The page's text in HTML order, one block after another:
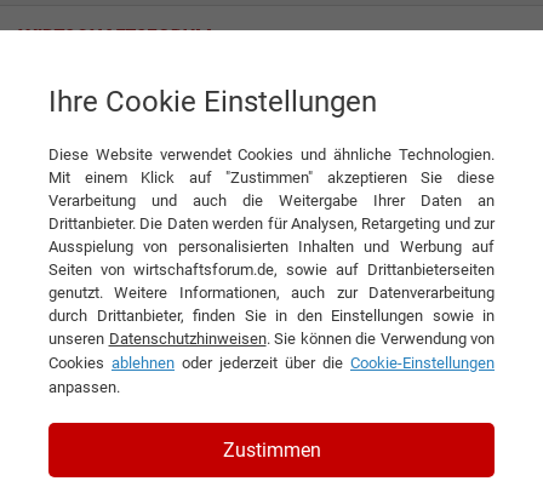
SIGMA (Deutschland) GmbH
KONTAKT
SIGMA (Deutschland) GmbH
Ihre Cookie Einstellungen
Diese Website verwendet Cookies und ähnliche Technologien.
Mit einem Klick auf "Zustimmen" akzeptieren Sie diese
Verarbeitung und auch die Weitergabe Ihrer Daten an
Drittanbieter. Die Daten werden für Analysen, Retargeting und zur
Ausspielung von personalisierten Inhalten und Werbung auf
Seiten von wirtschaftsforum.de, sowie auf Drittanbieterseiten
genutzt. Weitere Informationen, auch zur Datenverarbeitung
durch Drittanbieter, finden Sie in den Einstellungen sowie in
unseren Datenschutzhinweisen. Sie können die Verwendung von
Cookies ablehnen oder jederzeit über die Cookie-Einstellungen
anpassen.
Zustimmen